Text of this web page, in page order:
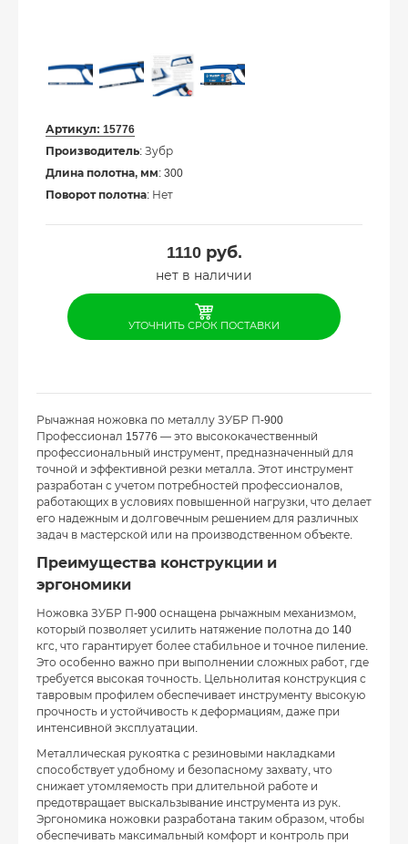
Артикул: 15776
Производитель: Зубр
Длина полотна, мм: 300
Поворот полотна: Нет
1110руб.
нет в наличии
УТОЧНИТЬ СРОК ПОСТАВКИ
Рычажная ножовка по металлу ЗУБР П-900
Профессионал 15776 — это высококачественный
профессиональный инструмент, предназначенный для
точной и эффективной резки металла. Этот инструмент
разработан с учетом потребностей профессионалов,
работающих в условиях повышенной нагрузки, что делает
его надежным и долговечным решением для различных
задач в мастерской или на производственном объекте.
Преимущества конструкции и
эргономики
Ножовка ЗУБР П-900 оснащена рычажным механизмом,
который позволяет усилить натяжение полотна до 140
кгс, что гарантирует более стабильное и точное пиление.
Это особенно важно при выполнении сложных работ, где
требуется высокая точность. Цельнолитая конструкция с
тавровым профилем обеспечивает инструменту высокую
прочность и устойчивость к деформациям, даже при
интенсивной эксплуатации.
Металлическая рукоятка с резиновыми накладками
способствует удобному и безопасному захвату, что
снижает утомляемость при длительной работе и
предотвращает выскальзывание инструмента из рук.
Эргономика ножовки разработана таким образом, чтобы
обеспечивать максимальный комфорт и контроль при